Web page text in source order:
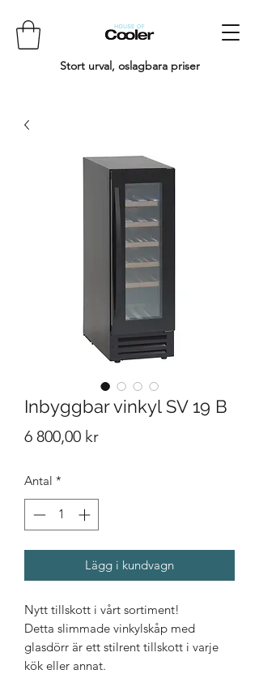
Stort urval, oslagbara priser
Inbyggbar vinkyl SV 19 B
6 800,00 krPris
Antal *
Lägg i kundvagn
Nytt tillskott i vårt sortiment!
Detta slimmade vinkylskåp med
glasdörr är ett stilrent tillskott i varje
kök eller annat.